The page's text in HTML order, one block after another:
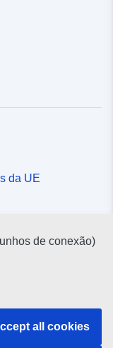
da UE
de conexão)
all cookies